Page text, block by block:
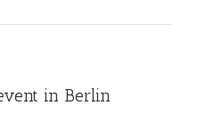
in Berlin